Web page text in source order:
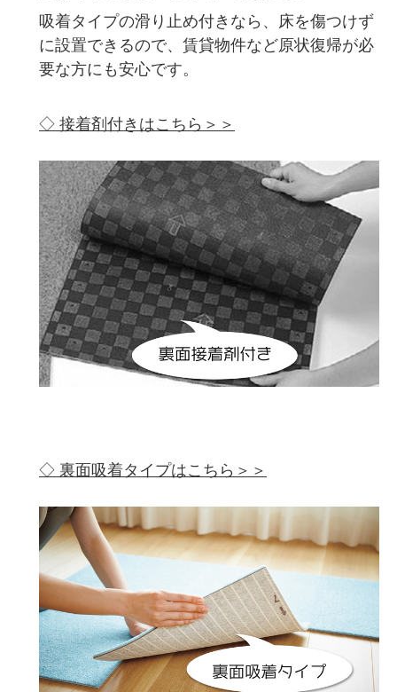
吸着タイプの滑り止め付きなら、床を傷つけず
に設置できるので、賃貸物件など原状復帰が必
要な方にも安心です。
◇ 接着剤付きはこちら＞＞
◇ 裏面吸着タイプはこちら＞＞